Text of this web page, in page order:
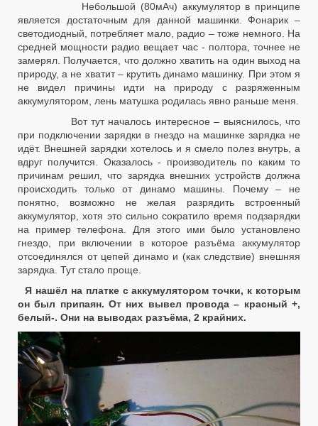
Небольшой (80мАч) аккумулятор в принципе
является достаточным для данной машинки. Фонарик –
светодиодный, потребляет мало, радио – тоже немного. На
средней мощности радио вещает час - полтора, точнее не
замерял. Получается, что должно хватить на один выход на
природу, а не хватит – крутить динамо машинку. При этом я
не видел причины идти на природу с разряженным
аккумулятором, лень матушка родилась явно раньше меня.
Вот тут началось интересное – выяснилось, что
при подключении зарядки в гнездо на машинке зарядка не
идёт. Внешней зарядки хотелось и я смело полез внутрь, а
вдруг получится. Оказалось - производитель по каким то
причинам решил, что зарядка внешних устройств должна
происходить только от динамо машины. Почему – не
понятно, возможно не желая разрядить встроенный
аккумулятор, хотя это сильно сократило время подзарядки
на пример телефона. Для этого ими было установлено
гнездо, при включении в которое разъёма аккумулятор
отсоединялся от цепей динамо и (как следствие) внешняя
зарядка. Тут стало проще.
Я нашёл на платке с аккумулятором точки, к которым
он был припаян. От них вывел провода – красный +,
белый-. Они на выводах разъёма, 2 крайних.